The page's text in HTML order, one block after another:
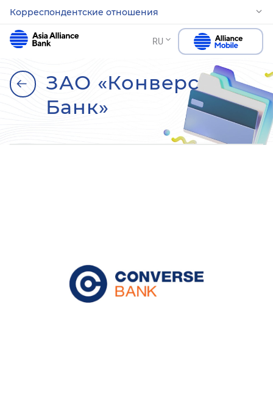
Корреспондентские отношения
RU
ЗАО «Конверс
Банк»